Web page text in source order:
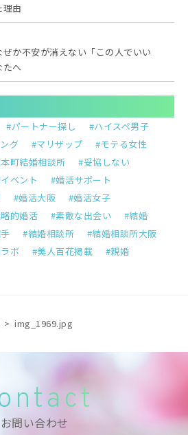
由
か不安が消えない「この人でいい
へ
パートナー探し
ハイスペ男子
グ マリザップ
モテる女性
町結婚相談所
妥協しない
ベント
婚活サポート
婚活大阪
婚活女子
的婚活 素敵な出会い
結婚
結婚相談所
結婚相談所大阪
ボ 美人百花掲載 親婚
> img_1969.jpg
お問い合わせ